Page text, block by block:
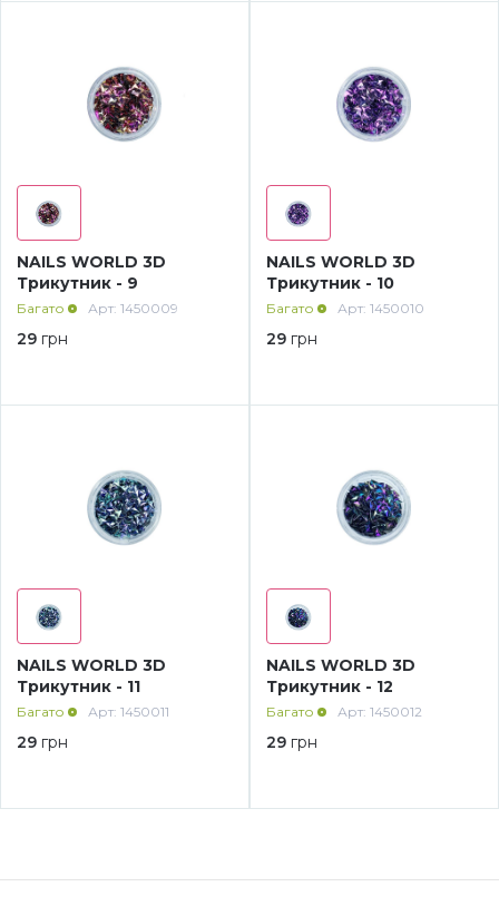
NAILS WORLD 3D
Трикутник - 9
Багато Арт: 1450009
29 грн
NAILS WORLD 3D
Трикутник - 10
Багато Арт: 1450010
29 грн
NAILS WORLD 3D
Трикутник - 11
Багато Арт: 1450011
29 грн
NAILS WORLD 3D
Трикутник - 12
Багато Арт: 1450012
29 грн